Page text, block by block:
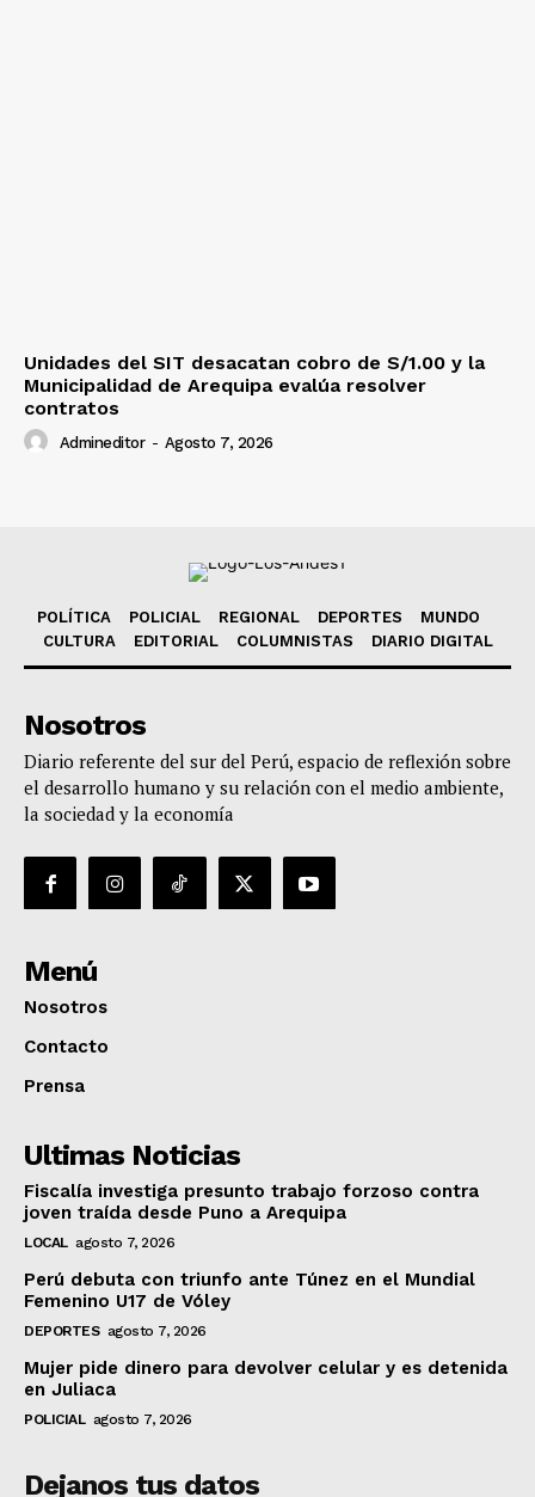
Unidades del SIT desacatan cobro de S/1.00 y la
Municipalidad de Arequipa evalúa resolver
contratos
Admineditor - Agosto 7, 2026
POLÍTICA POLICIAL REGIONAL DEPORTES
MUNDO
CULTURA
EDITORIAL COLUMNISTAS DIARIO DIGITAL
Nosotros
Diario referente del sur del Perú, espacio de reflexión sobre
el desarrollo humano y su relación con el medio ambiente,
la sociedad y la economía
Menú
Nosotros
Contacto
Prensa
Ultimas Noticias
Fiscalía investiga presunto trabajo forzoso contra
joven traída desde Puno a Arequipa
LOCAL agosto 7, 2026
Perú debuta con triunfo ante Túnez en el Mundial
Femenino U17 de Vóley
DEPORTES agosto 7, 2026
Mujer pide dinero para devolver celular y es detenida
en Juliaca
POLICIAL agosto 7, 2026
Dejanos tus datos